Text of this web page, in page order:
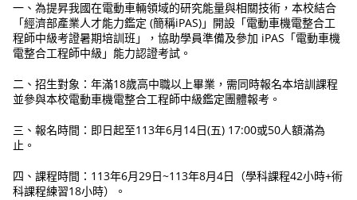
一、為提昇我國在電動車輛領域的研究能量與相關技術，本校結合
「經濟部產業人才能力鑑定 (簡稱iPAS)」開設「電動車機電整合工
程師中級考證暑期培訓班」，協助學員準備及參加 iPAS「電動車機
電整合工程師中級」能力認證考試。
二、招生對象：年滿18歲高中職以上畢業，需同時報名本培訓課程
並參與本校電動車機電整合工程師中級鑑定團體報考。
三、報名時間：即日起至113年6月14日(五) 17:00或50人額滿為
止。
四、課程時間：113年6月29日~113年8月4日（學科課程42小時+術
科課程練習18小時）。